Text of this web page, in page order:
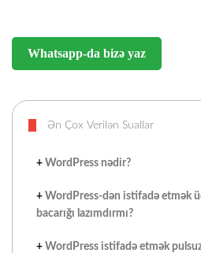
Whatsapp-da bizə yaz
Ən Çox Verilən Suallar
+ WordPress nədir?
+ WordPress-dən istifadə etmək
bacarığı lazımdırmı?
+ WordPress istifadə etmək